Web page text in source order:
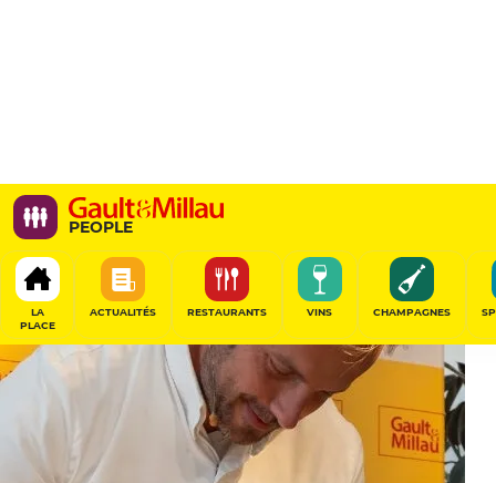
PEOPLE
LA
PLACE
ACTUALITÉS RESTAURANTS VINS CHAMPAGNES